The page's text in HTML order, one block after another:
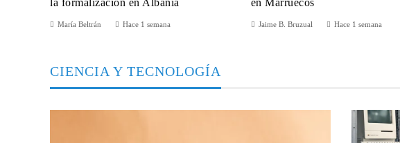
la formalización en Albania
María Beltrán Hace 1 semana
en Marruecos
Jaime B. Bruzual Hace 1 semana
CIENCIA Y TECNOLOGÍA